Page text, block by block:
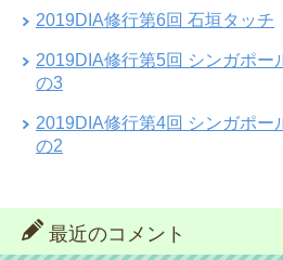
2019DIA修行第6回 石垣タッチ
2019DIA修行第5回 シンガポー
の3
2019DIA修行第4回 シンガポー
の2
最近のコメント